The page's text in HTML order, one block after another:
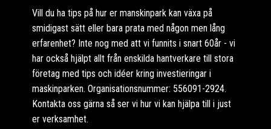
Vill du ha tips på hur er manskinpark kan växa på
smidigast sätt eller bara prata med någon men lång
erfarenhet? Inte nog med att vi funnits i snart 60år - vi
har också hjälpt allt från enskilda hantverkare till stora
företag med tips och idéer kring investieringar i
maskinparken. Organisationsnummer: 556091-2924.
Kontakta oss gärna så ser vi hur vi kan hjälpa till i just
er verksamhet.